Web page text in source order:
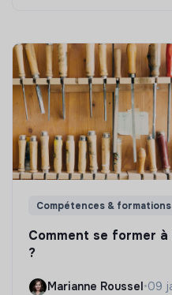
Compétences & formations
Comment se former
?
Marianne Roussel •09